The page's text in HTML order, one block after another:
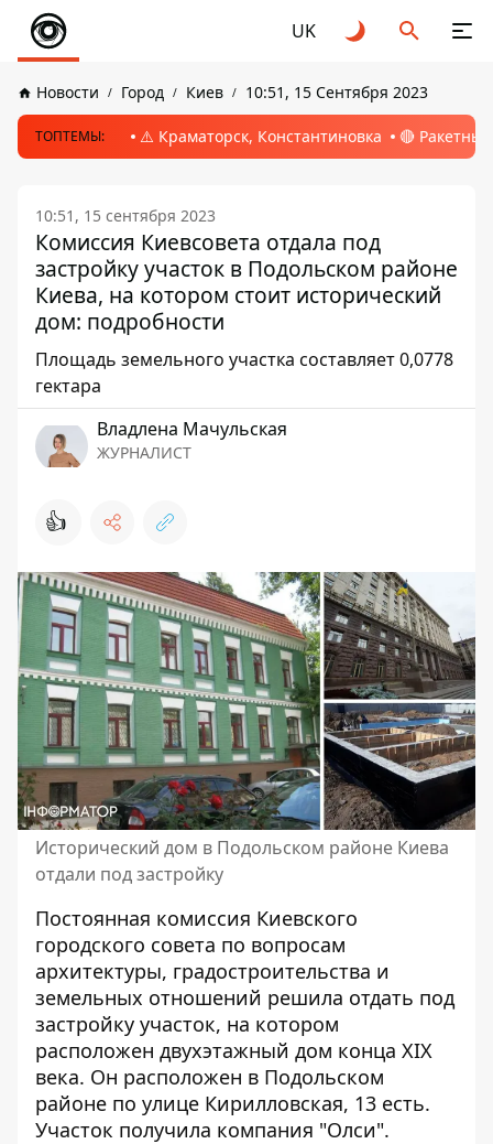
UK
Новости Город Киев 10:51, 15 Сентября 2023
ТОПТЕМЫ: ⚠️ Краматорск, Константиновка 🔴
10:51, 15 сентября 2023
Комиссия Киевсовета отдала под
застройку участок в Подольском районе
Киева, на котором стоит исторический
дом: подробности
Площадь земельного участка составляет 0,0778
гектара
Владлена Мачульская
ЖУРНАЛИСТ
👍
Исторический дом в Подольском районе Киева
отдали под застройку
Постоянная комиссия Киевского
городского совета по вопросам
архитектуры, градостроительства и
земельных отношений решила отдать под
застройку участок, на котором
расположен двухэтажный дом конца XIX
века. Он расположен в Подольском
районе по улице Кирилловская, 13 есть.
Участок получила компания "Олси".